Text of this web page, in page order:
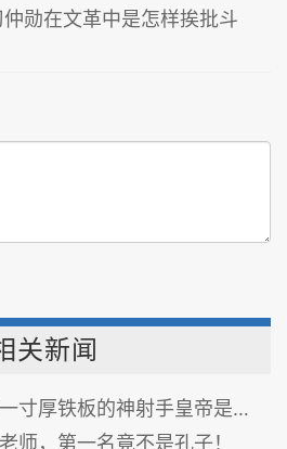
勋在文革中是怎样挨批斗
关新闻
厚铁板的神射手皇帝是谁？
师，第一名竟不是孔子！